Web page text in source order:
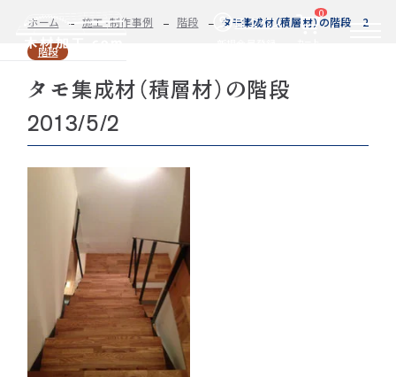
ログイン
0
自動お見積もり・ご注文はこちらから
カット・塗装のみ
フルオーダー集成材(積層材)
図面をお持ちの方へ 今すぐお見積もり依頼
関連商品
Tel. 0584-33-2070
営業時間 9:00〜17:00（土日祝 定休）
ホーム 施工・制作事例 階段 タモ集成材（積層材）の階段
階段
タモ集成材（積層材）の階段
2013/5/2